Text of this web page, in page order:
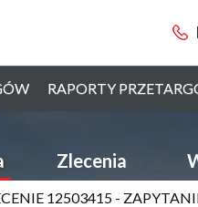
RAPORTY
Zlecenia
12503415 -